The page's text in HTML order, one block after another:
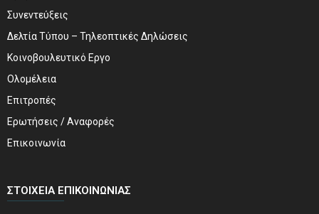
Συνεντεύξεις
Δελτία Τύπου – Τηλεοπτικές Δηλώσεις
Κοινοβουλευτικό Εργο
Ολομέλεια
Επιτροπές
Ερωτήσεις / Αναφορές
Επικοινωνία
ΣΤΟΙΧΕΊΑ ΕΠΙΚΟΙΝΩΝΊΑΣ